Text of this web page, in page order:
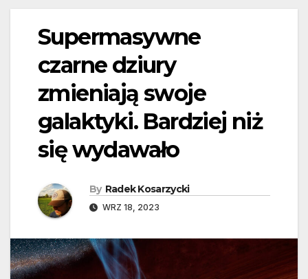
Supermasywne
czarne dziury
zmieniają swoje
galaktyki. Bardziej niż
się wydawało
By Radek Kosarzycki
WRZ 18, 2023